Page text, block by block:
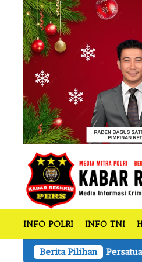
INFO POLRI INFO TNI
Berita Pilihan
Persatuan Wartawan Indonesia